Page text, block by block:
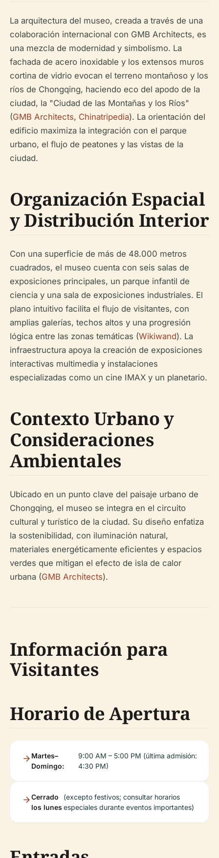
La arquitectura del museo, creada a través de una
colaboración internacional con GMB Architects, es
una mezcla de modernidad y simbolismo. La
fachada de acero inoxidable y los extensos muros
cortina de vidrio evocan el terreno montañoso y los
ríos de Chongqing, haciendo eco del apodo de la
ciudad, la "Ciudad de las Montañas y los Ríos"
(GMB Architects, Chinatripedia). La orientación del
edificio maximiza la integración con el parque
urbano, el flujo de peatones y las vistas de la
ciudad.
Organización Espacial
y Distribución Interior
Con una superficie de más de 48.000 metros
cuadrados, el museo cuenta con seis salas de
exposiciones principales, un parque infantil de
ciencia y una sala de exposiciones industriales. El
plano intuitivo facilita el flujo de visitantes, con
amplias galerías, techos altos y una progresión
lógica entre las zonas temáticas (Wikiwand). La
infraestructura apoya la creación de exposiciones
interactivas multimedia y instalaciones
especializadas como un cine IMAX y un planetario.
Contexto Urbano y
Consideraciones
Ambientales
Ubicado en un punto clave del paisaje urbano de
Chongqing, el museo se integra en el circuito
cultural y turístico de la ciudad. Su diseño enfatiza
la sostenibilidad, con iluminación natural,
materiales energéticamente eficientes y espacios
verdes que mitigan el efecto de isla de calor
urbana (GMB Architects).
Información para
Visitantes
Horario de Apertura
Martes–
Domingo:
9:00 AM – 5:00 PM (última admisión:
4:30 PM)
Cerrado
los lunes
(excepto festivos; consultar horarios
especiales durante eventos importantes)